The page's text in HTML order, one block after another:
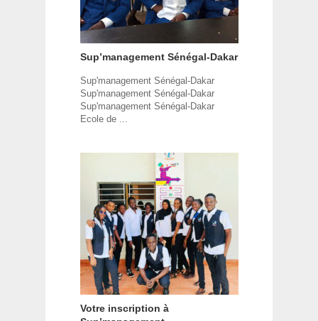
Sup’management Sénégal-Dakar
Sup'management Sénégal-Dakar
Sup'management Sénégal-Dakar
Sup'management Sénégal-Dakar
Ecole de ...
Votre inscription à